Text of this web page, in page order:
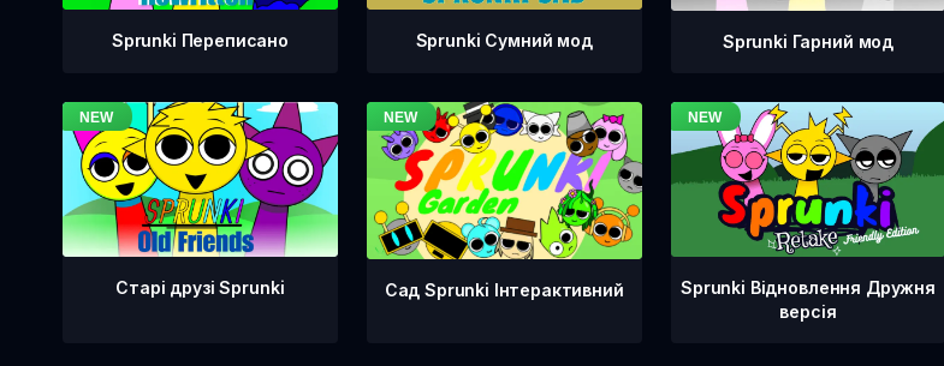
Sprunki Переписано Sprunki Сумний мод Sprunki Гарний мод
Старі друзі Sprunki Сад Sprunki Інтерактивний
Sprunki Відновлення Дружня
версія